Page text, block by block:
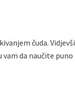
čuda. Vidjevši
da naučite puno